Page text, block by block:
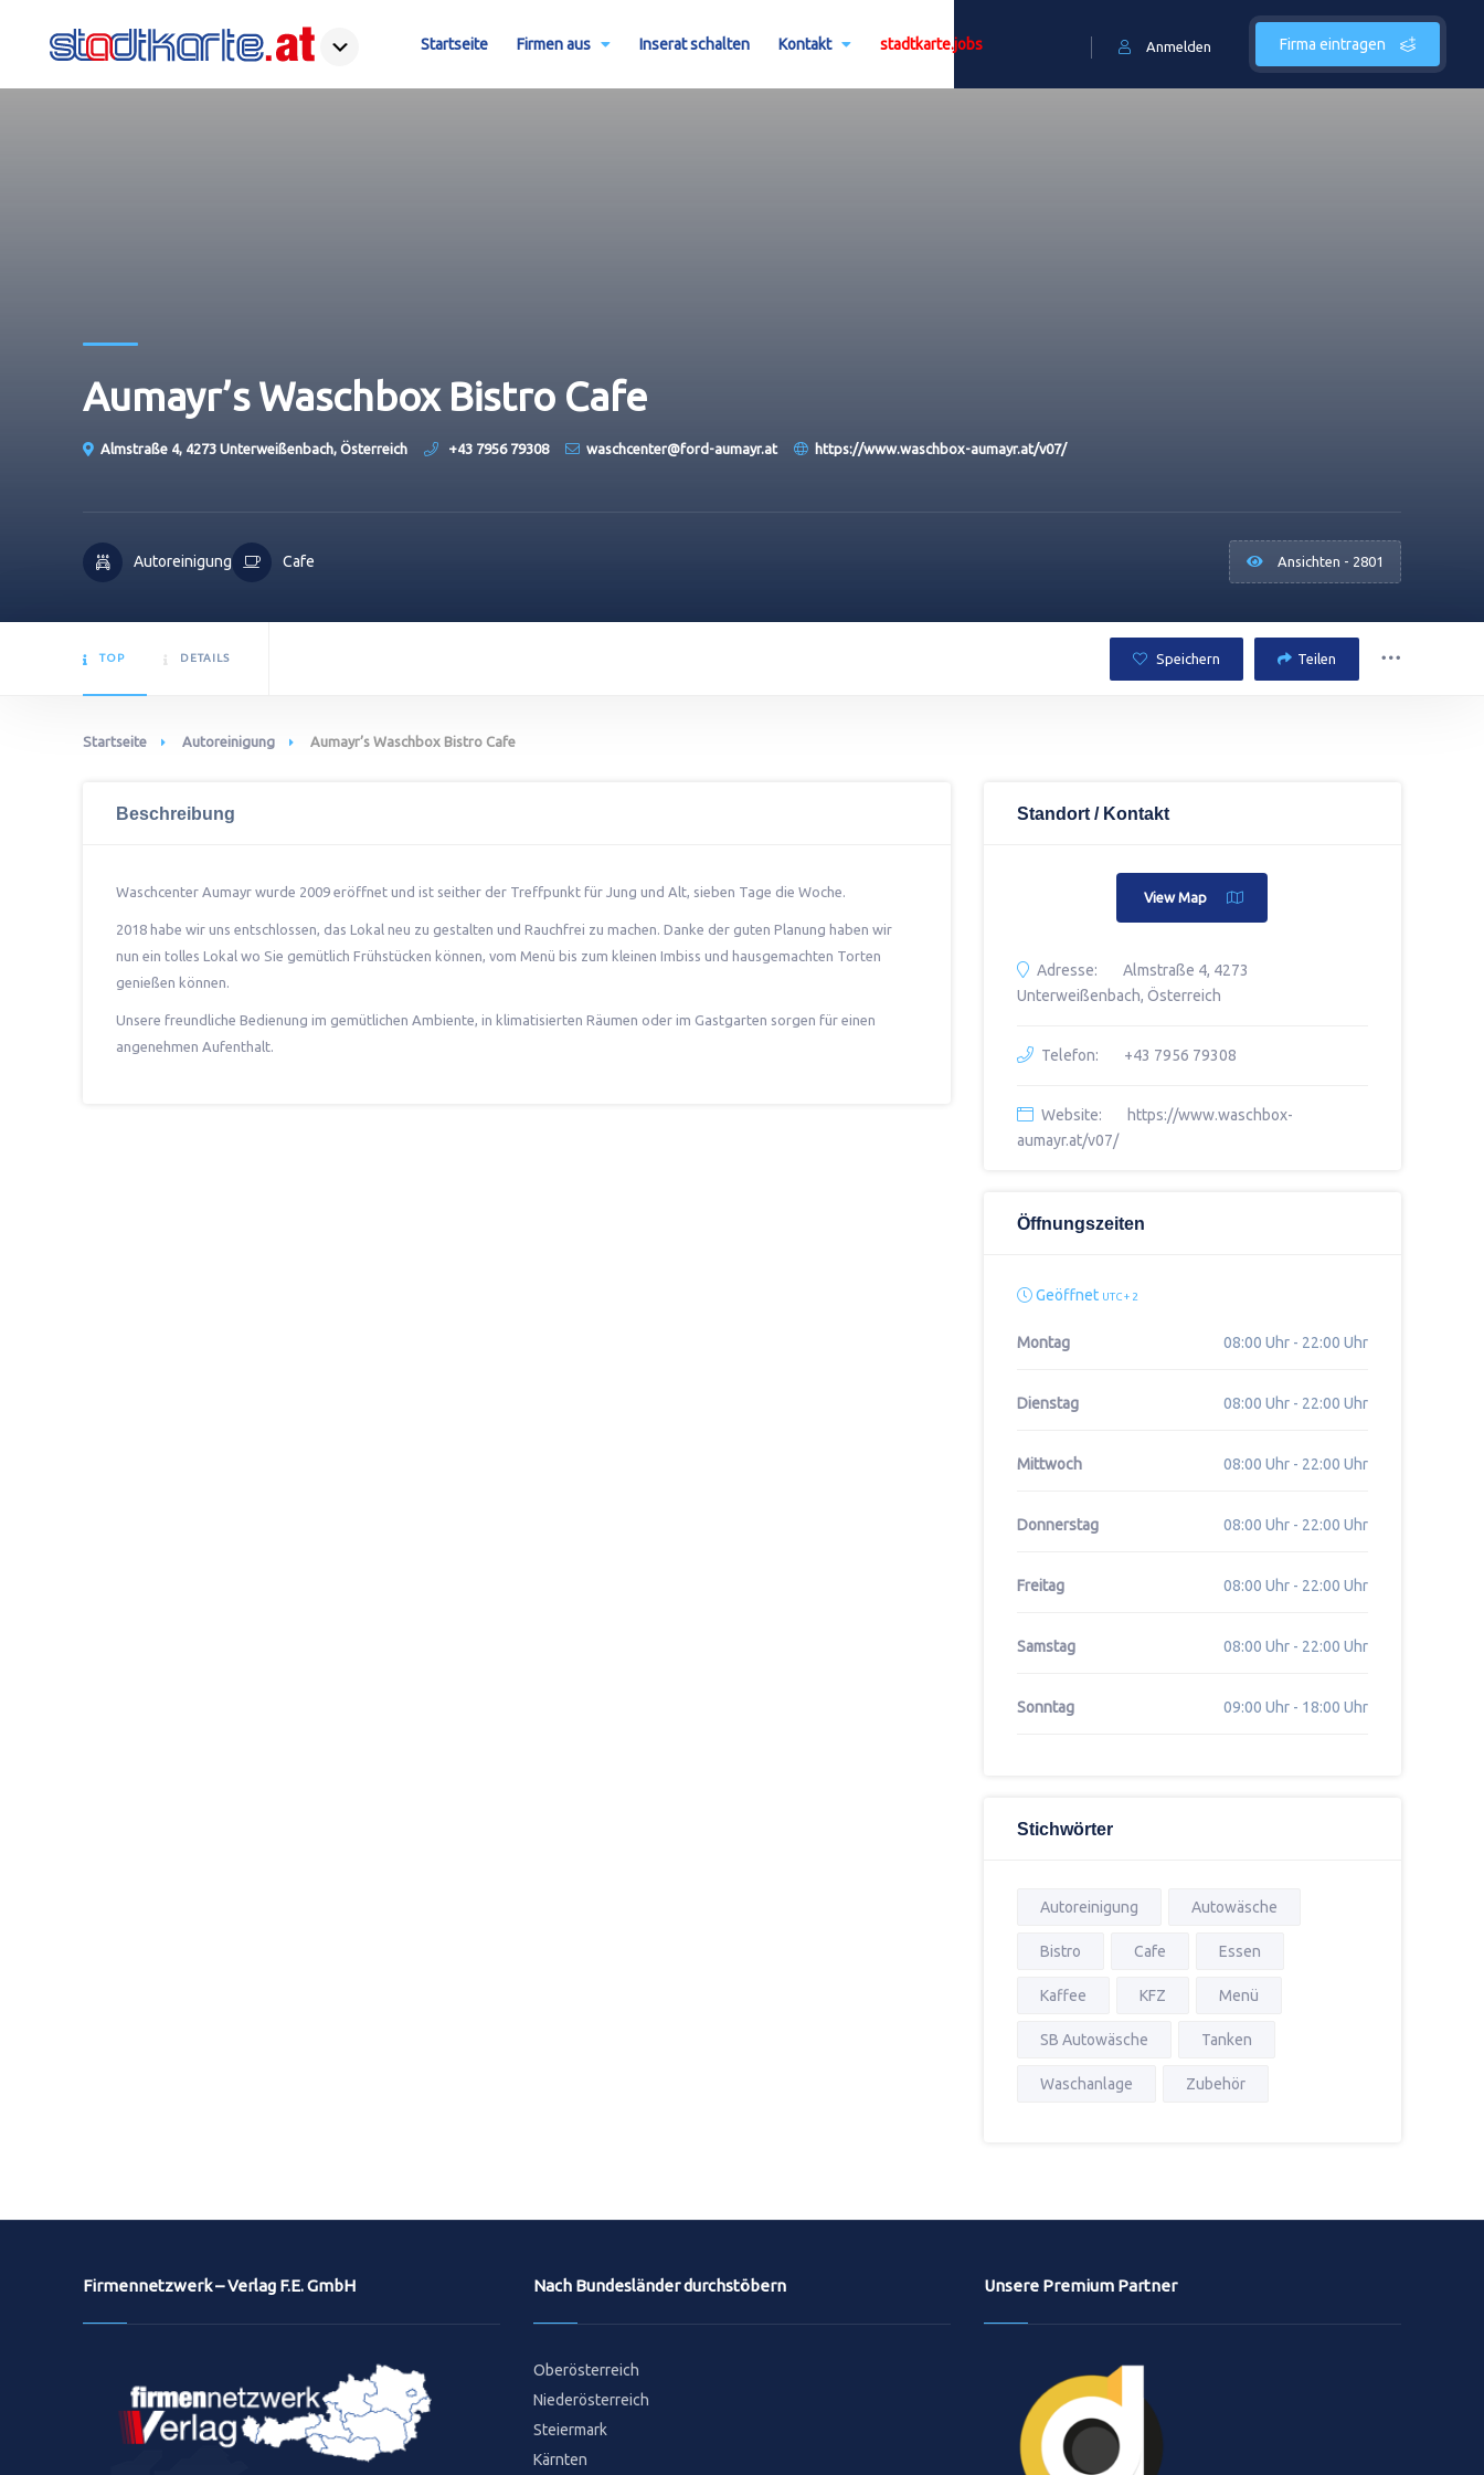
Firma eintragen
Anmelden
Startseite Firmen aus Inserat schalten Kontakt stadtkarte.jobs
Aumayr’s Waschbox Bistro Cafe
Almstraße 4, 4273 Unterweißenbach, Österreich +43 7956 79308 waschcenter@ford-aumayr.at https://www.waschbox-aumayr.at/v07/
Autoreinigung Cafe Ansichten - 2801
TOP DETAILS Speichern Teilen
Startseite Autoreinigung Aumayr’s Waschbox Bistro Cafe
Beschreibung
Waschcenter Aumayr wurde 2009 eröffnet und ist seither der Treffpunkt für Jung und Alt, sieben Tage die Woche.
2018 habe wir uns entschlossen, das Lokal neu zu gestalten und Rauchfrei zu machen. Danke der guten Planung haben wir
nun ein tolles Lokal wo Sie gemütlich Frühstücken können, vom Menü bis zum kleinen Imbiss und hausgemachten Torten
genießen können.
Unsere freundliche Bedienung im gemütlichen Ambiente, in klimatisierten Räumen oder im Gastgarten sorgen für einen
angenehmen Aufenthalt.
Standort / Kontakt
View Map
Adresse:
Almstraße 4, 4273
Unterweißenbach, Österreich
Telefon: +43 7956 79308
Website:
https://www.waschbox-
aumayr.at/v07/
Öffnungszeiten
Geöffnet UTC + 2
Montag 08:00 Uhr - 22:00 Uhr
Dienstag 08:00 Uhr - 22:00 Uhr
Mittwoch 08:00 Uhr - 22:00 Uhr
Donnerstag 08:00 Uhr - 22:00 Uhr
Freitag 08:00 Uhr - 22:00 Uhr
Samstag 08:00 Uhr - 22:00 Uhr
Sonntag 09:00 Uhr - 18:00 Uhr
Stichwörter
Autoreinigung Autowäsche
Bistro Cafe Essen
Kaffee KFZ Menü
SB Autowäsche Tanken
Waschanlage Zubehör
Firmennetzwerk – Verlag F.E. GmbH Nach Bundesländer durchstöbern
Oberösterreich
Niederösterreich
Steiermark
Kärnten
Unsere Premium Partner